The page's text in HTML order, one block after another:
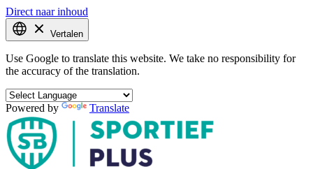
Direct naar inhoud
Vertalen
Use Google to translate this website. We take no responsibility for
the accuracy of the translation.
Powered by Translate